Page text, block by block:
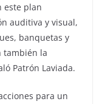
este plan
auditiva y visual,
banquetas y
también la
Patrón Laviada.
para un